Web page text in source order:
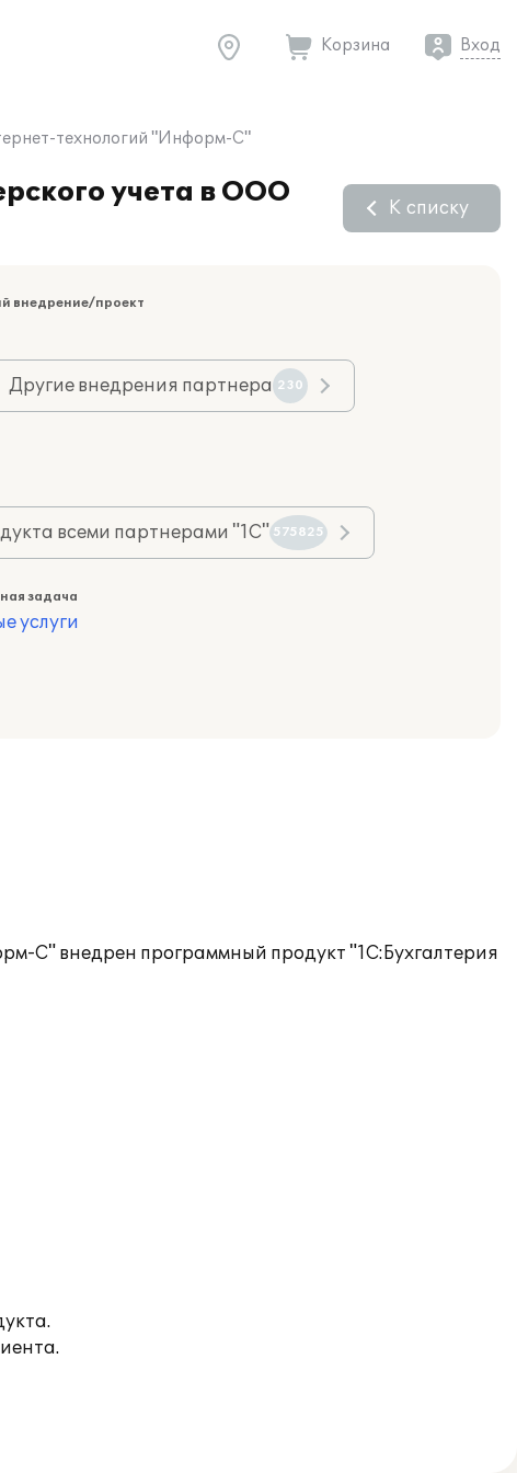
Корзина Вход
технологий "Информ-С"
учета в ООО
К списку
внедрение/проект
Другие внедрения партнера 230
всеми партнерами "1С" 575825
задача
услуги
С" внедрен программный продукт "1С:Бухгалтерия